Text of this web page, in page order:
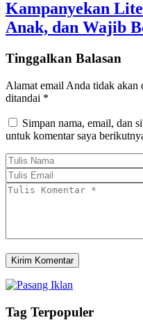
Kampanyekan
Anak, dan Wajib
Tinggalkan Balasan
Alamat email Anda tidak akan
ditandai *
Simpan nama, email, dan
untuk komentar saya
Tag Terpopuler